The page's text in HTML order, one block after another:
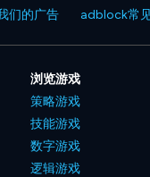
们的广告 adblock常
浏览游戏
策略游戏
技能游戏
数字游戏
逻辑游戏